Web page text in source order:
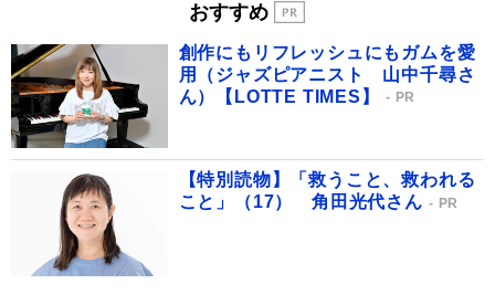
おすすめ
創作にもリフレッシュにもガムを愛
用（ジャズピアニスト 山中千尋さ
ん）【LOTTE TIMES】
PR
【特別読物】「救うこと、救われる
こと」（17） 角田光代さん
PR